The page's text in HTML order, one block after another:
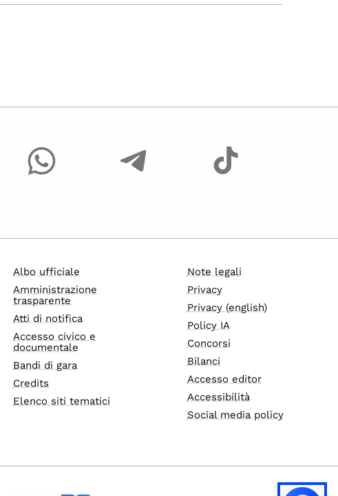
Albo ufficiale
Amministrazione
trasparente
Atti di notifica
Accesso civico e
documentale
Bandi di gara
Credits
Elenco siti tematici
Note legali
Privacy
Privacy (english)
Policy IA
Concorsi
Bilanci
Accesso editor
Accessibilità
Social media policy